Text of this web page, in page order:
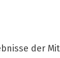
der